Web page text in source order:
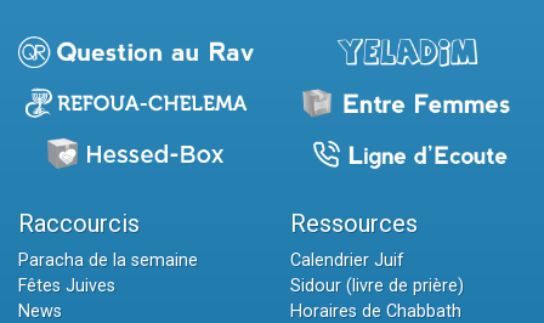
Raccourcis
Paracha de la semaine
Fêtes Juives
News
Ressources
Calendrier Juif
Sidour (livre de prière)
Horaires de Chabbath